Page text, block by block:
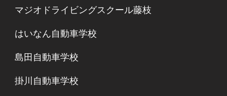
マジオドライビングスクール藤枝
はいなん自動車学校
島田自動車学校
掛川自動車学校